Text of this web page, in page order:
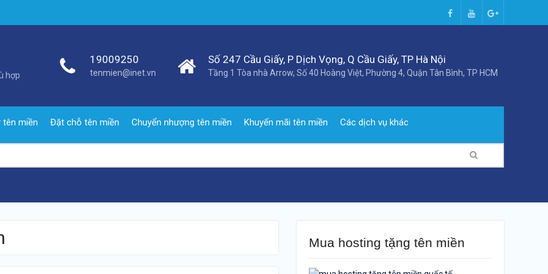
hợp
19009250
tenmien@inet.vn
Số 247 Cầu Giấy, P Dịch Vọng, Q Cầu Giấy, TP Hà Nội
Tầng 1 Tòa nhà Arrow, Số 40 Hoàng Việt, Phường 4, Quận Tân Bình, TP HCM
tên miền Đặt chỗ tên miền Chuyển nhượng tên miền Khuyến mãi tên miền Các dịch vụ khác
Mua hosting tặng tên miền